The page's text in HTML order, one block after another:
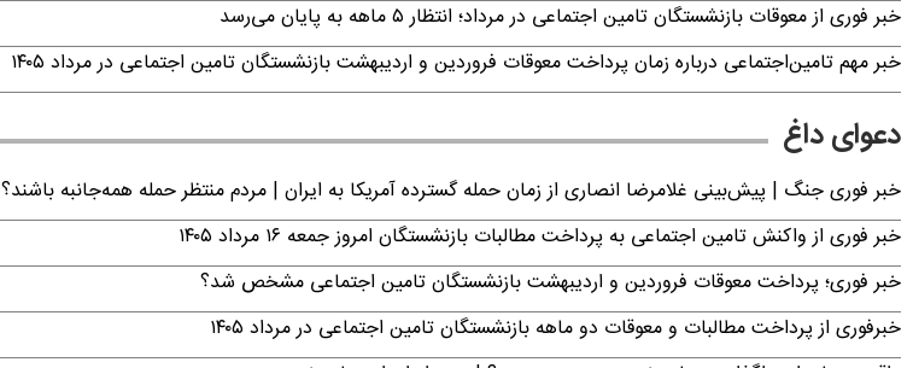
خبر فوری از معوقات بازنشستگان تامین اجتماعی در مرداد؛ انتظار ۵ ماهه به پایان می‌رسد
خبر مهم تامین‌اجتماعی درباره زمان پرداخت معوقات فروردین و اردیبهشت بازنشستگان تامین اجتماعی در مرداد ۱۴۰۵
دعوای داغ
خبر فوری جنگ | پیش‌بینی غلامرضا انصاری از زمان حمله گسترده آمریکا به ایران | مردم منتظر حمله همه‌جانبه باشند؟
خبر فوری از واکنش تامین اجتماعی به پرداخت مطالبات بازنشستگان امروز جمعه ۱۶ مرداد ۱۴۰۵
خبر فوری؛ پرداخت معوقات فروردین و اردیبهشت بازنشستگان تامین اجتماعی مشخص شد؟
خبرفوری از پرداخت مطالبات و معوقات دو ماهه بازنشستگان تامین اجتماعی در مرداد ۱۴۰۵